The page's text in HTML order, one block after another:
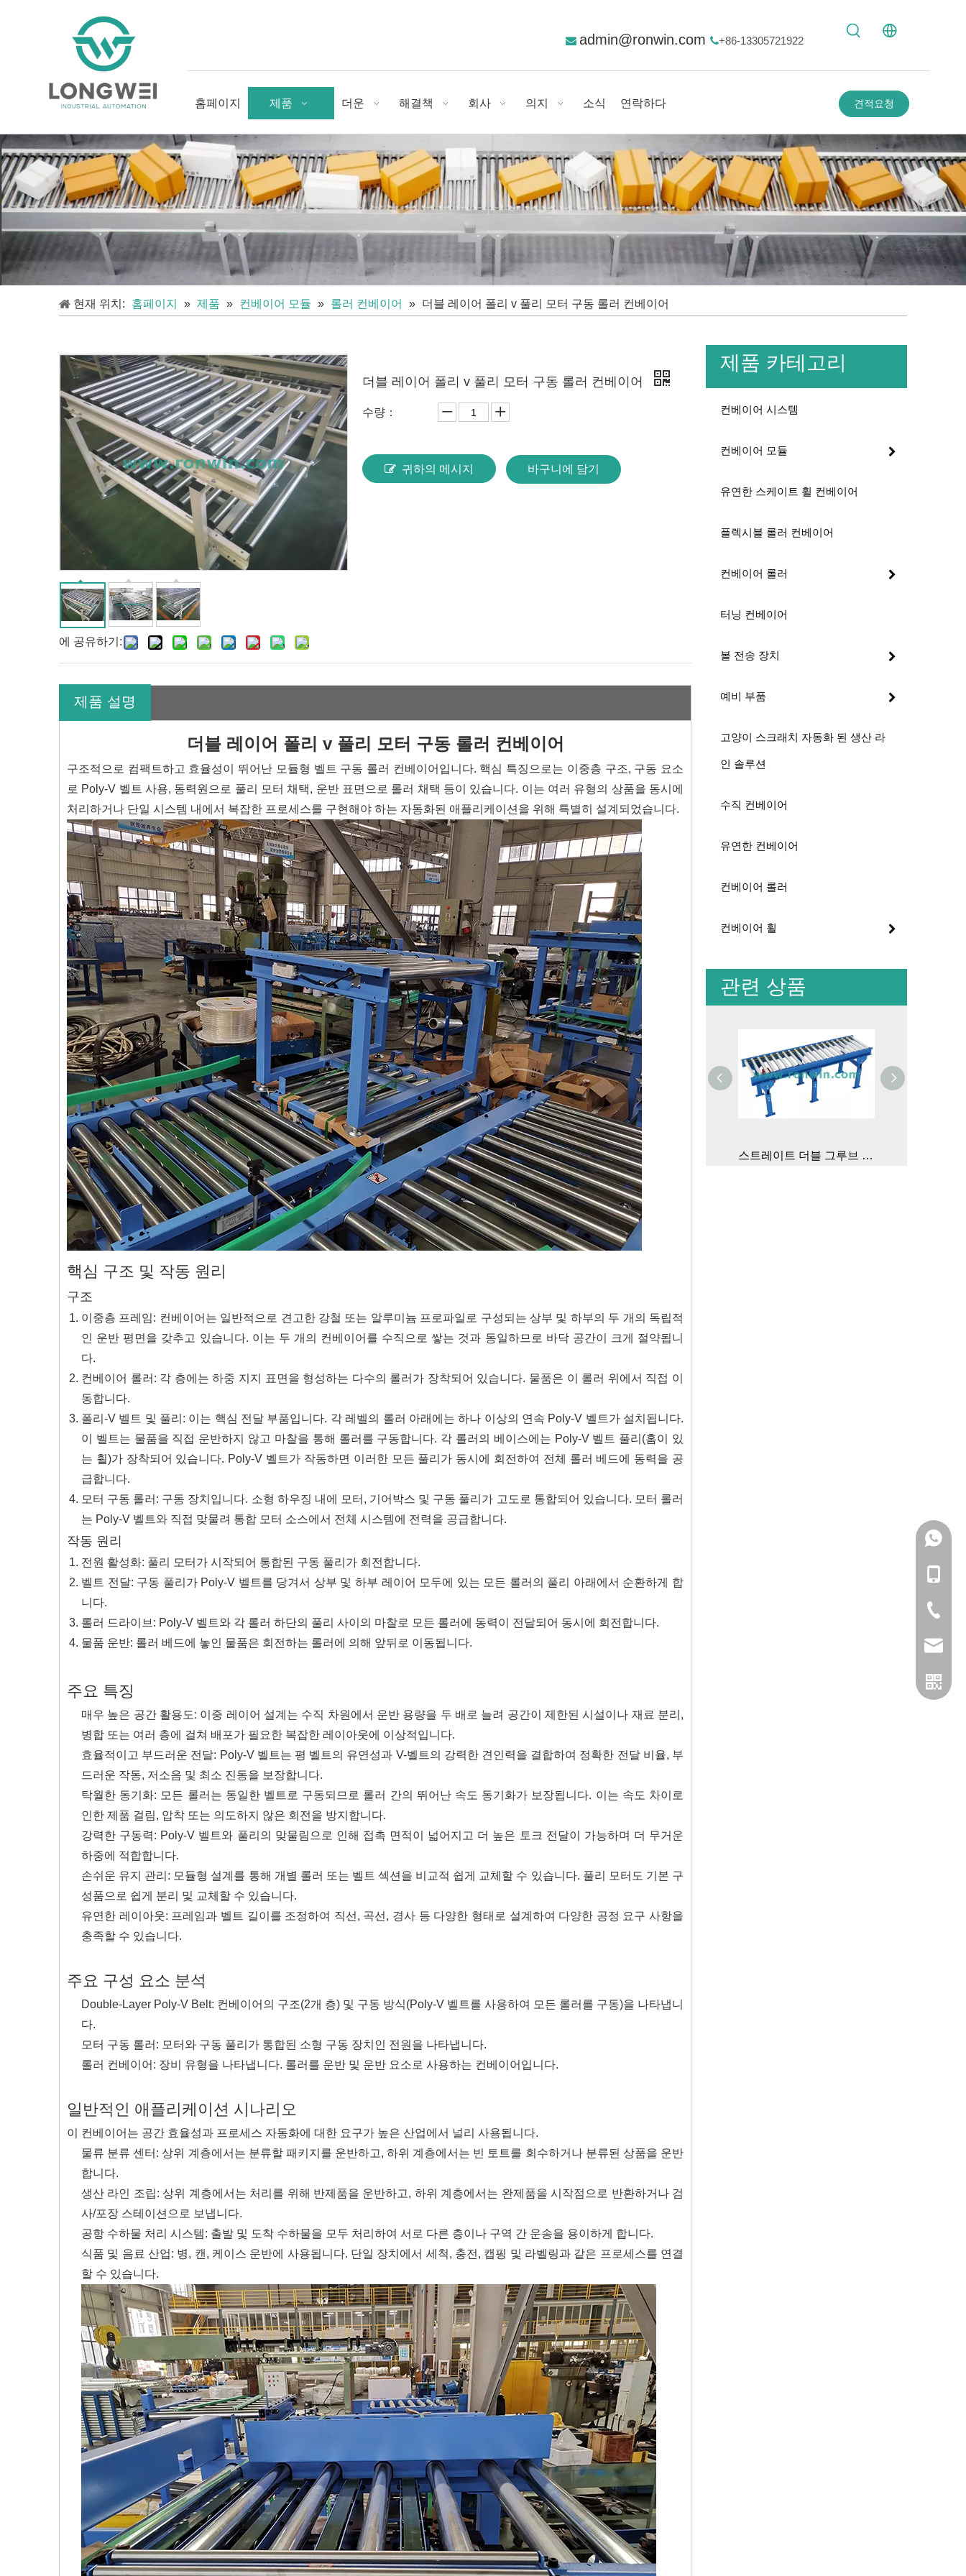
 admin@ronwin.com+86-13305721922
홈페이지 제품 더운 해결책 회사 의지 소식 연락하다 견적요청
현재 위치: 홈페이지 » 제품 » 컨베이어 모듈 » 롤러 컨베이어 » 더블 레이어 폴리 v 풀리 모터 구동 롤러 컨베이어
에 공유하기:
더블 레이어 폴리 v 풀리 모터 구동 롤러 컨베이어
수량：
귀하의 메시지 바구니에 담기
제품 설명
더블 레이어 폴리 v 풀리 모터 구동 롤러 컨베이어
구조적으로 컴팩트하고 효율성이 뛰어난 모듈형 벨트 구동 롤러 컨베이어입니다. 핵심 특징으로는 이중층 구조, 구동 요소
로 Poly-V 벨트 사용, 동력원으로 풀리 모터 채택, 운반 표면으로 롤러 채택 등이 있습니다. 이는 여러 유형의 상품을 동시에
처리하거나 단일 시스템 내에서 복잡한 프로세스를 구현해야 하는 자동화된 애플리케이션을 위해 특별히 설계되었습니다.
핵심 구조 및 작동 원리
구조
이중층 프레임: 컨베이어는 일반적으로 견고한 강철 또는 알루미늄 프로파일로 구성되는 상부 및 하부의 두 개의 독립적
인 운반 평면을 갖추고 있습니다. 이는 두 개의 컨베이어를 수직으로 쌓는 것과 동일하므로 바닥 공간이 크게 절약됩니
다.
컨베이어 롤러: 각 층에는 하중 지지 표면을 형성하는 다수의 롤러가 장착되어 있습니다. 물품은 이 롤러 위에서 직접 이
동합니다.
폴리-V 벨트 및 풀리: 이는 핵심 전달 부품입니다. 각 레벨의 롤러 아래에는 하나 이상의 연속 Poly-V 벨트가 설치됩니다.
이 벨트는 물품을 직접 운반하지 않고 마찰을 통해 롤러를 구동합니다. 각 롤러의 베이스에는 Poly-V 벨트 풀리(홈이 있
는 휠)가 장착되어 있습니다. Poly-V 벨트가 작동하면 이러한 모든 풀리가 동시에 회전하여 전체 롤러 베드에 동력을 공
급합니다.
모터 구동 롤러: 구동 장치입니다. 소형 하우징 내에 모터, 기어박스 및 구동 풀리가 고도로 통합되어 있습니다. 모터 롤러
는 Poly-V 벨트와 직접 맞물려 통합 모터 소스에서 전체 시스템에 전력을 공급합니다.
작동 원리
전원 활성화: 풀리 모터가 시작되어 통합된 구동 풀리가 회전합니다.
벨트 전달: 구동 풀리가 Poly-V 벨트를 당겨서 상부 및 하부 레이어 모두에 있는 모든 롤러의 풀리 아래에서 순환하게 합
니다.
롤러 드라이브: Poly-V 벨트와 각 롤러 하단의 풀리 사이의 마찰로 모든 롤러에 동력이 전달되어 동시에 회전합니다.
물품 운반: 롤러 베드에 놓인 물품은 회전하는 롤러에 의해 앞뒤로 이동됩니다.
주요 특징
매우 높은 공간 활용도: 이중 레이어 설계는 수직 차원에서 운반 용량을 두 배로 늘려 공간이 제한된 시설이나 재료 분리,
병합 또는 여러 층에 걸쳐 배포가 필요한 복잡한 레이아웃에 이상적입니다.
효율적이고 부드러운 전달: Poly-V 벨트는 평 벨트의 유연성과 V-벨트의 강력한 견인력을 결합하여 정확한 전달 비율, 부
드러운 작동, 저소음 및 최소 진동을 보장합니다.
탁월한 동기화: 모든 롤러는 동일한 벨트로 구동되므로 롤러 간의 뛰어난 속도 동기화가 보장됩니다. 이는 속도 차이로
인한 제품 걸림, 압착 또는 의도하지 않은 회전을 방지합니다.
강력한 구동력: Poly-V 벨트와 풀리의 맞물림으로 인해 접촉 면적이 넓어지고 더 높은 토크 전달이 가능하며 더 무거운
하중에 적합합니다.
손쉬운 유지 관리: 모듈형 설계를 통해 개별 롤러 또는 벨트 섹션을 비교적 쉽게 교체할 수 있습니다. 풀리 모터도 기본 구
성품으로 쉽게 분리 및 교체할 수 있습니다.
유연한 레이아웃: 프레임과 벨트 길이를 조정하여 직선, 곡선, 경사 등 다양한 형태로 설계하여 다양한 공정 요구 사항을
충족할 수 있습니다.
주요 구성 요소 분석
Double-Layer Poly-V Belt: 컨베이어의 구조(2개 층) 및 구동 방식(Poly-V 벨트를 사용하여 모든 롤러를 구동)을 나타냅니
다.
모터 구동 롤러: 모터와 구동 풀리가 통합된 소형 구동 장치인 전원을 나타냅니다.
롤러 컨베이어: 장비 유형을 나타냅니다. 롤러를 운반 및 운반 요소로 사용하는 컨베이어입니다.
일반적인 애플리케이션 시나리오
이 컨베이어는 공간 효율성과 프로세스 자동화에 대한 요구가 높은 산업에서 널리 사용됩니다.
물류 분류 센터: 상위 계층에서는 분류할 패키지를 운반하고, 하위 계층에서는 빈 토트를 회수하거나 분류된 상품을 운반
합니다.
생산 라인 조립: 상위 계층에서는 처리를 위해 반제품을 운반하고, 하위 계층에서는 완제품을 시작점으로 반환하거나 검
사/포장 스테이션으로 보냅니다.
공항 수하물 처리 시스템: 출발 및 도착 수하물을 모두 처리하여 서로 다른 층이나 구역 간 운송을 용이하게 합니다.
식품 및 음료 산업: 병, 캔, 케이스 운반에 사용됩니다. 단일 장치에서 세척, 충전, 캡핑 및 라벨링과 같은 프로세스를 연결
할 수 있습니다.
제품 카테고리
컨베이어 시스템
컨베이어 모듈
유연한 스케이트 휠 컨베이어
플렉시블 롤러 컨베이어
컨베이어 롤러
터닝 컨베이어
볼 전송 장치
예비 부품
고양이 스크래치 자동화 된 생산 라
인 솔루션
수직 컨베이어
유연한 컨베이어
컨베이어 롤러
컨베이어 휠
관련 상품
무거운 부하 더블 스프로킷 체인 구동 팔레트 롤러 컨베이어 스트레이트 더블 그루브 라운드 벨트 구동 롤러 컨베이어
0572-